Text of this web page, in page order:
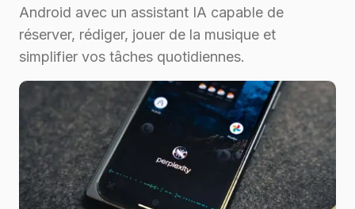
Android avec un assistant IA capable de
réserver, rédiger, jouer de la musique et
simplifier vos tâches quotidiennes.